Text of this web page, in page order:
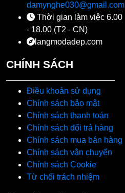
damynghe030@gmail.com
Thời gian làm việc 6.00
- 18.00 (T2 - CN)
langmodadep.com
CHÍNH SÁCH
Điều khoản sử dụng
Chính sách bảo mật
Chính sách thanh toán
Chính sách đổi trả hàng
Chính sách mua bán hàng
Chính sách vận chuyển
Chính sách Cookie
Từ chối trách nhiệm